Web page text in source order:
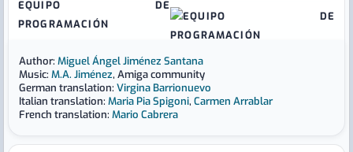
EQUIPO DE
PROGRAMACIÓN
Author: Miguel Ángel Jiménez Santana
Music: M.A. Jiménez, Amiga community
German translation: Virgina Barrionuevo
Italian translation: Maria Pia Spigoni, Carmen Arrablar
French translation: Mario Cabrera